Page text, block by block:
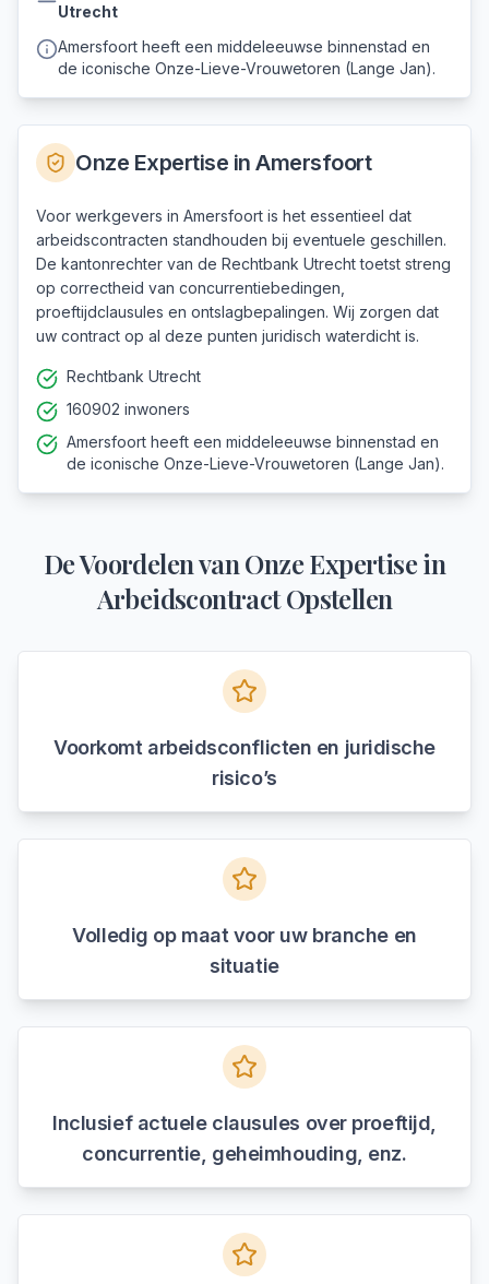
Utrecht
Amersfoort heeft een middeleeuwse binnenstad en
de iconische Onze-Lieve-Vrouwetoren (Lange Jan).
Onze Expertise in Amersfoort
Voor werkgevers in Amersfoort is het essentieel dat
arbeidscontracten standhouden bij eventuele geschillen.
De kantonrechter van de Rechtbank Utrecht toetst streng
op correctheid van concurrentiebedingen,
proeftijdclausules en ontslagbepalingen. Wij zorgen dat
uw contract op al deze punten juridisch waterdicht is.
Rechtbank Utrecht
160902 inwoners
Amersfoort heeft een middeleeuwse binnenstad en
de iconische Onze-Lieve-Vrouwetoren (Lange Jan).
De Voordelen van Onze Expertise in
Arbeidscontract Opstellen
Voorkomt arbeidsconflicten en juridische
risico’s
Volledig op maat voor uw branche en
situatie
Inclusief actuele clausules over proeftijd,
concurrentie, geheimhouding, enz.